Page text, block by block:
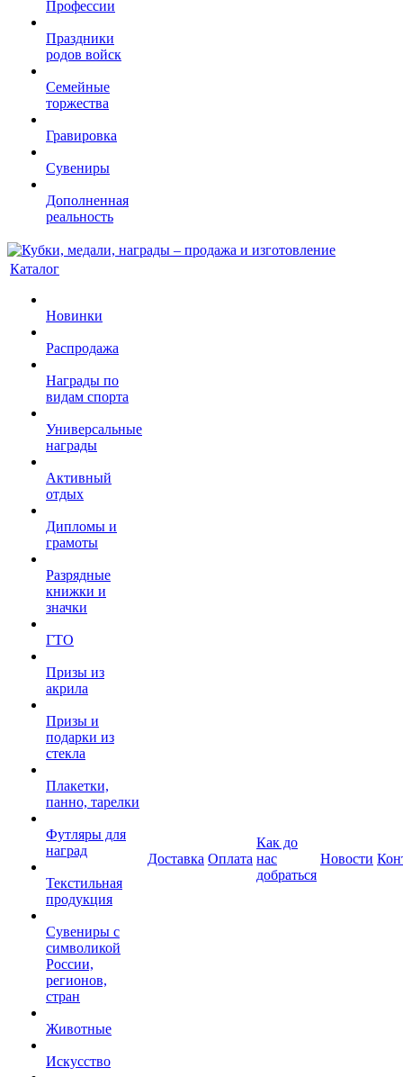
Профессии
Праздники
родов войск
Семейные
торжества
Гравировка
Сувениры
Дополненная
реальность
Каталог
Новинки
Распродажа
Награды по
видам спорта
Универсальные
награды
Активный
отдых
Дипломы и
грамоты
Разрядные
книжки и
значки
ГТО
Призы из
акрила
Призы и
подарки из
стекла
Плакетки,
панно, тарелки
Футляры для
наград
Текстильная
продукция
Сувениры с
символикой
России,
регионов,
стран
Животные
Искусство
Доставка Оплата
Как до
нас
добраться
Новости